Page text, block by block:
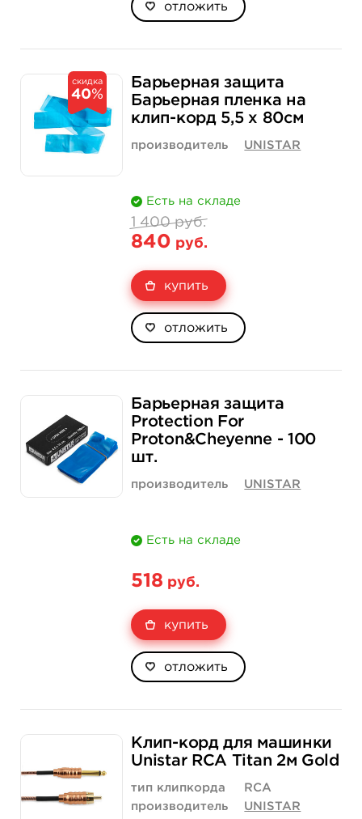
отложить
скидка
40%
Барьерная защита
Барьерная пленка на
клип-корд 5,5 x 80см
производитель UNISTAR
Есть на складе
1 400 руб.
840 руб.
купить
отложить
Барьерная защита
Protection For
Proton&Cheyenne - 100
шт.
производитель UNISTAR
Есть на складе
518 руб.
купить
отложить
Клип-корд для машинки
Unistar RCA Titan 2м Gold
тип клипкорда
RCA
производитель
UNISTAR